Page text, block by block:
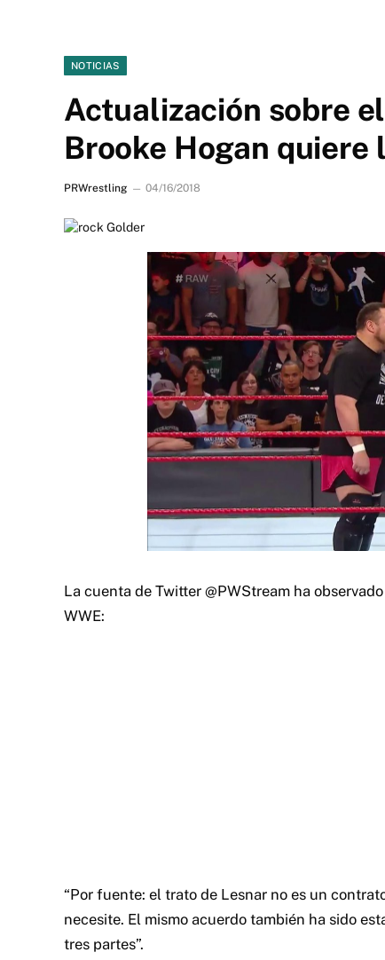
NOTICIAS
Actualización sobre
Brooke Hogan quiere
PRWrestling 04/16/2018
La cuenta de Twitter @PWStream ha
WWE:
“Por fuente: el trato de Lesnar no es un
necesite. El mismo acuerdo también ha sido
tres partes”.